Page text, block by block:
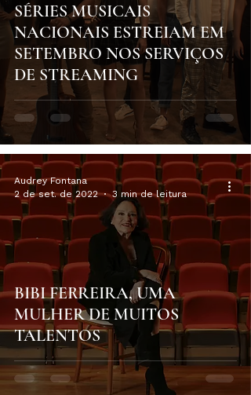
SÉRIES MUSICAIS
NACIONAIS ESTREIAM EM
SETEMBRO NOS SERVIÇOS
DE STREAMING
BIBI FERREIRA, UMA
MULHER DE MUITOS
TALENTOS
Audrey Fontana
2 de set. de 2022
3 min de leitura